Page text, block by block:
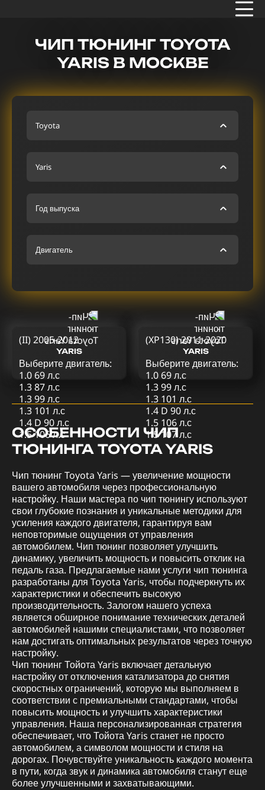
ЧИП ТЮНИНГ TOYOTA
YARIS В МОСКВЕ
Toyota
Yaris
Год выпуска
Двигатель
(II) 2005-2012
YARIS
Выберите двигатель:
1.0 69 л.с
1.3 87 л.с
1.3 99 л.с
1.3 101 л.с
1.4 D 90 л.с
1.5 106 л.с
(XP130) 2011-2020
YARIS
Выберите двигатель:
1.0 69 л.с
1.3 99 л.с
1.3 101 л.с
1.4 D 90 л.с
1.5 106 л.с
1.5 107 л.с
ОСОБЕННОСТИ ЧИП
ТЮНИНГА TOYOTA YARIS
Чип тюнинг Toyota Yaris — увеличение мощности
вашего автомобиля через профессиональную
настройку. Наши мастера по чип тюнингу используют
свои глубокие познания и уникальные методики для
усиления каждого двигателя, гарантируя вам
неповторимые ощущения от управления
автомобилем. Чип тюнинг позволяет улучшить
динамику, увеличить мощность и повысить отклик на
педаль газа. Предлагаемые нами услуги чип тюнинга
разработаны для Toyota Yaris, чтобы подчеркнуть их
характеристики и обеспечить высокую
производительность. Залогом нашего успеха
является обширное понимание технических деталей
автомобилей нашими специалистами, что позволяет
нам достигать оптимальных результатов через точную
настройку.
Чип тюнинг Тойота Yaris включает детальную
настройку от отключения катализатора до снятия
скоростных ограничений, которую мы выполняем в
соответствии с премиальными стандартами, чтобы
повысить мощность и улучшить характеристики
управления. Наша персонализированная стратегия
обеспечивает, что Тойота Yaris станет не просто
автомобилем, а символом мощности и стиля на
дорогах. Почувствуйте уникальность каждого момента
в пути, когда звук и динамика автомобиля станут еще
более улучшенными и захватывающими.